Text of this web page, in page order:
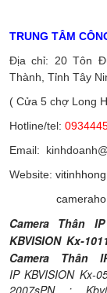
TRUNG TÂM
Địa chỉ: 20 Tôn
Thành, Tỉnh Tây
( Cửa 5 chợ Long
Hotline/tel:
Email:
Website:
Camera Thân IP
KBVISION Kx-
Camera Thân
IP KBVISION Kx-
2007sPN;